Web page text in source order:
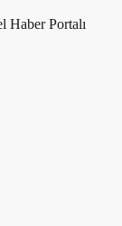
Haber Portalı